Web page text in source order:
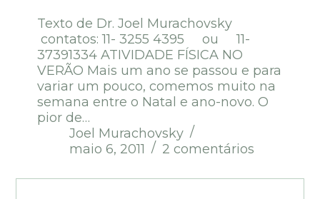
Texto de Dr. Joel Murachovsky
contatos: 11- 3255 4395 ou 11-
37391334 ATIVIDADE FÍSICA NO
VERÃO Mais um ano se passou e para
variar um pouco, comemos muito na
semana entre o Natal e ano-novo. O
pior de…
Joel Murachovsky
maio 6, 2011
2 comentários